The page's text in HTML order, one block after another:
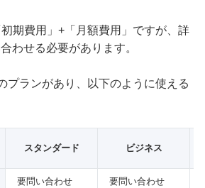
期費用」+「月額費用」ですが、詳
わせる必要があります。
プランがあり、以下のように使える
スタンダード ビジネス
要問い合わせ 要問い合わせ